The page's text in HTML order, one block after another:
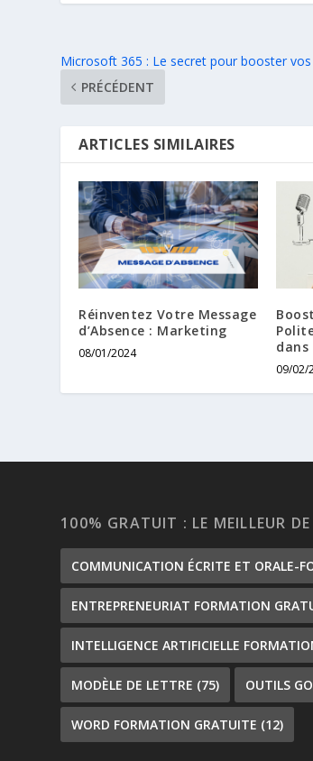
Microsoft 365 : Le secret pour booster
PRÉCÉDENT
ARTICLES SIMILAIRES
Réinventez Votre Message
d’Absence : Marketing
08/01/2024
dans
09/02/
100% GRATUIT : LE MEILLEUR
COMMUNICATION ÉCRITE ET ORALE-
ENTREPRENEURIAT FORMATION
INTELLIGENCE ARTIFICIELLE
MODÈLE DE LETTRE (75) OUTILS
WORD FORMATION GRATUITE (12)